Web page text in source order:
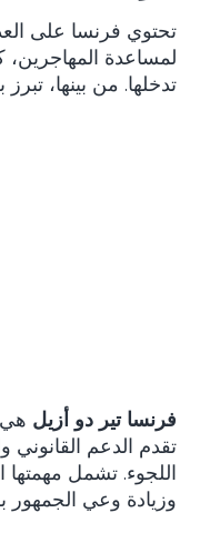
تحتوي فرنسا على
لمساعدة المهاجرين،
تدخلها. من بينها،
فرنسا تير دو أزيل هي
تقدم الدعم القانوني
اللجوء. تشمل
وزيادة وعي الجمهور